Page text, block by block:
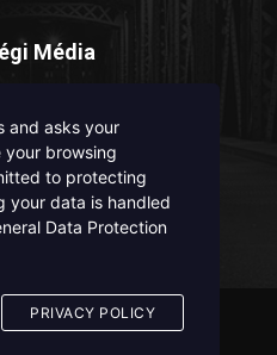
Média
- 6671
and asks your
your browsing
to protecting
your data is handled
Data Protection
PRIVACY POLICY